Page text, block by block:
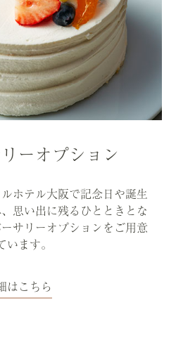
ーオプション
ホテル大阪で記念日や誕生
思い出に残るひとときとな
サリーオプションをご用意
います。
はこちら